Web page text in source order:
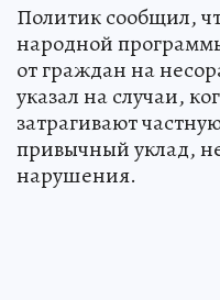
Политик сообщил,
народной
от граждан на
указал на случаи,
затрагивают
привычный уклад,
нарушения.